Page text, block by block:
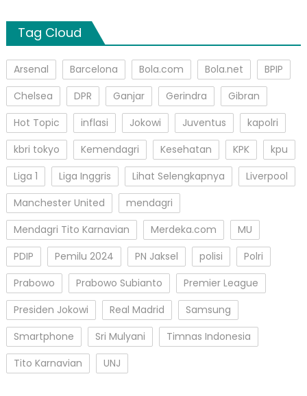
Tag Cloud
Arsenal Barcelona Bola.com Bola.net
BPIP
Chelsea
DPR Ganjar Gerindra
Gibran
Hot Topic
inflasi Jokowi Juventus
kapolri
kbri tokyo
Kemendagri Kesehatan KPK
kpu
Liga 1
Liga Inggris Lihat Selengkapnya
Liverpool
Manchester United
mendagri
Mendagri Tito Karnavian
Merdeka.com
MU
PDIP
Pemilu 2024 PN Jaksel polisi
Polri
Prabowo
Prabowo Subianto
Premier League
Presiden Jokowi
Real Madrid
Samsung
Smartphone
Sri Mulyani
Timnas Indonesia
Tito Karnavian
UNJ